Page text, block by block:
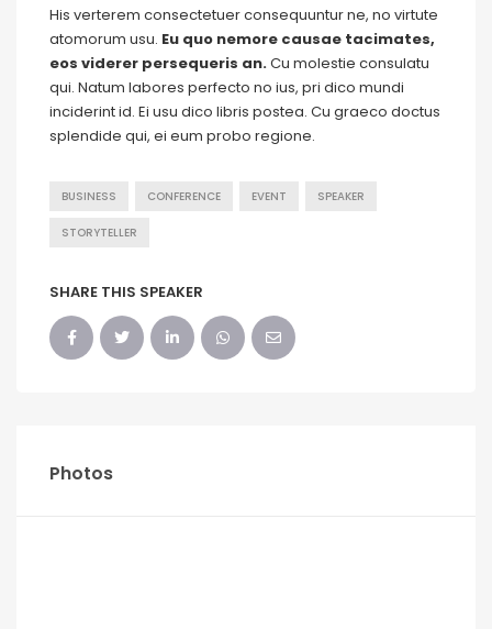
His verterem consectetuer consequuntur ne, no virtute
atomorum usu. Eu quo nemore causae tacimates,
eos viderer persequeris an.Cu molestie consulatu
qui. Natum labores perfecto no ius, pri dico mundi
inciderint id. Ei usu dico libris postea. Cu graeco doctus
splendide qui, ei eum probo regione.
BUSINESS CONFERENCE EVENT SPEAKER
STORYTELLER
SHARE THIS SPEAKER
Photos